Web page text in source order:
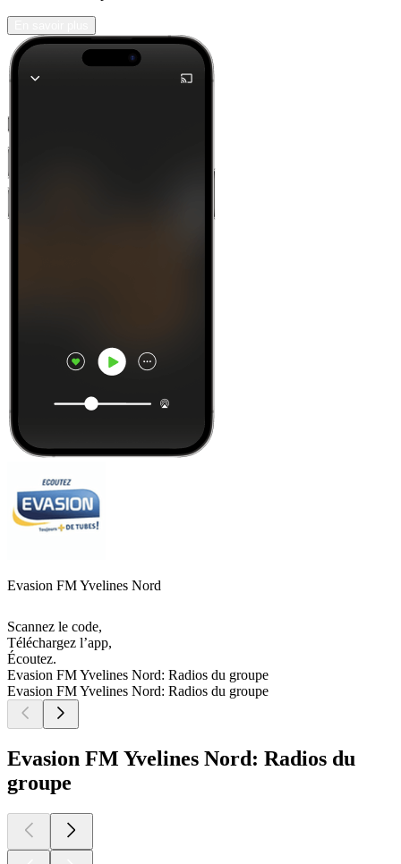
Evasion FM Yvelines Nord
Scannez le code,
Téléchargez l’app,
Écoutez.
Evasion FM Yvelines Nord: Radios du groupe
Evasion FM Yvelines Nord: Radios du groupe
Evasion FM Yvelines Nord: Radios du
groupe